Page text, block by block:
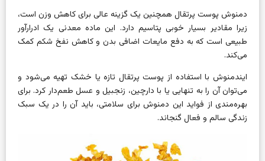
دمنوش پوست پرتقال همچنین یک گزینه عالی برای کاهش وزن است،
زیرا مقادیر بسیار خوبی پتاسیم دارد. این ماده معدنی یک ادرارآور
طبیعی است که به دفع مایعات اضافی بدن و کاهش نفخ شکم کمک
می‌کند.
ایندمنوش با استفاده از پوست پرتقال تازه یا خشک تهیه می‌شود و
می‌توان آن را به تنهایی یا با دارچین، زنجبیل و عسل طعم‌دار کرد. برای
بهره‌مندی از فواید این دمنوش برای سلامتی، باید آن را در یک سبک
زندگی سالم و فعال گنجاند.